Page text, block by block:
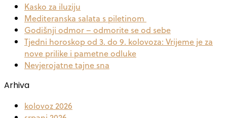
Kasko za iluziju
Mediteranska salata s piletinom
Godišnji odmor – odmorite se od sebe
Tjedni horoskop od 3. do 9. kolovoza: Vrijeme je za
nove prilike i pametne odluke
Nevjerojatne tajne sna
Arhiva
kolovoz 2026